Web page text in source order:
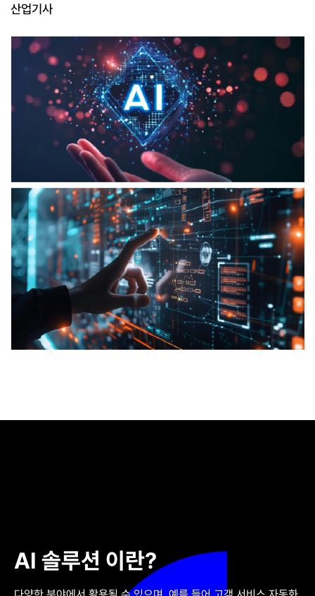
산업기사
AI 솔루션 이란?